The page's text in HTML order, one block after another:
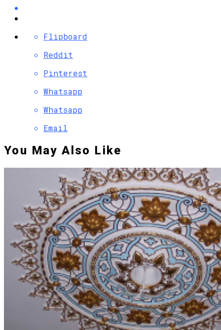
Flipboard
Reddit
Pinterest
Whatsapp
Whatsapp
Email
You May Also Like